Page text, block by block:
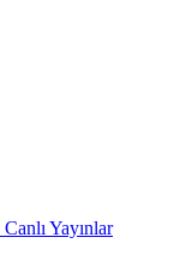
Canlı Yayınlar